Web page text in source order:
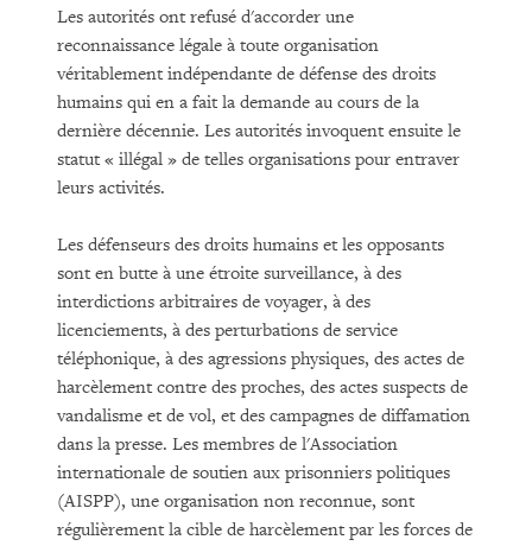
Les autorités ont refusé d'accorder une
reconnaissance légale à toute organisation
véritablement indépendante de défense des droits
humains qui en a fait la demande au cours de la
dernière décennie. Les autorités invoquent ensuite le
statut « illégal » de telles organisations pour entraver
leurs activités.
Les défenseurs des droits humains et les opposants
sont en butte à une étroite surveillance, à des
interdictions arbitraires de voyager, à des
licenciements, à des perturbations de service
téléphonique, à des agressions physiques, des actes de
harcèlement contre des proches, des actes suspects de
vandalisme et de vol, et des campagnes de diffamation
dans la presse. Les membres de l'Association
internationale de soutien aux prisonniers politiques
(AISPP), une organisation non reconnue, sont
régulièrement la cible de harcèlement par les forces de